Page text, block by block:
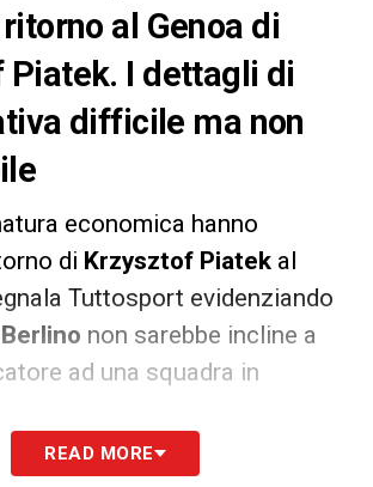
al Genoa di
Piatek. I dettagli di
difficile ma non
economica hanno
di Krzysztof Piatek al
Tuttosport evidenziando
non sarebbe incline a
ad una squadra in
la trattativa è ancora aperta ed
READ MORE